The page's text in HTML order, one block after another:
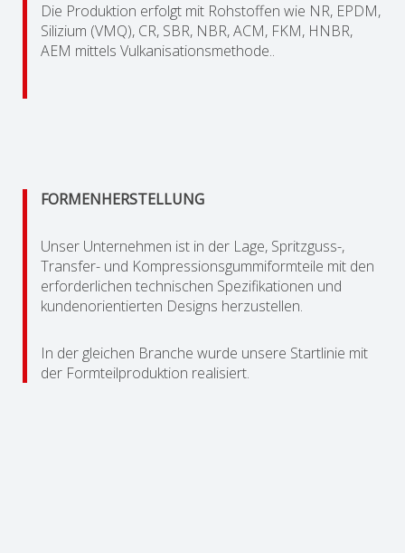
Die Produktion erfolgt mit Rohstoffen wie NR, EPDM,
Silizium (VMQ), CR, SBR, NBR, ACM, FKM, HNBR,
AEM mittels Vulkanisationsmethode..
FORMENHERSTELLUNG
Unser Unternehmen ist in der Lage, Spritzguss-,
Transfer- und Kompressionsgummiformteile mit den
erforderlichen technischen Spezifikationen und
kundenorientierten Designs herzustellen.
In der gleichen Branche wurde unsere Startlinie mit
der Formteilproduktion realisiert.